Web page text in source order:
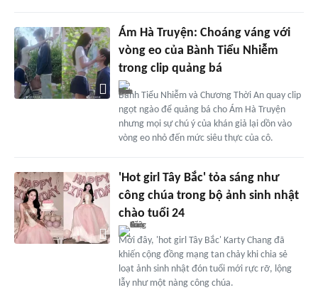
Ám Hà Truyện: Choáng váng với
vòng eo của Bành Tiểu Nhiễm
trong clip quảng bá
Bành Tiểu Nhiễm và Chương Thời An quay clip
ngọt ngào để quảng bá cho Ám Hà Truyện
nhưng mọi sự chú ý của khán giả lại dồn vào
vòng eo nhỏ đến mức siêu thực của cô.
'Hot girl Tây Bắc' tỏa sáng như
công chúa trong bộ ảnh sinh nhật
chào tuổi 24
Mới đây, 'hot girl Tây Bắc' Karty Chang đã
khiến cộng đồng mạng tan chảy khi chia sẻ
loạt ảnh sinh nhật đón tuổi mới rực rỡ, lộng
lẫy như một nàng công chúa.